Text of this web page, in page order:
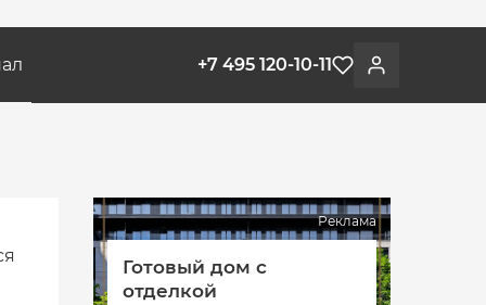
Войти
Избранное
+7 495 120-10-11
Реклама
Готовый дом с
отделкой